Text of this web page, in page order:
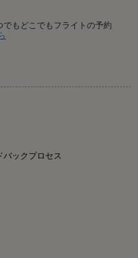
もどこでもフライトの予約
バックプロセス